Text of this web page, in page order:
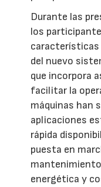
Durante las
los
características
del nuevo
que incorpora
facilitar la
máquinas han
aplicaciones
rápida
puesta en
energética y